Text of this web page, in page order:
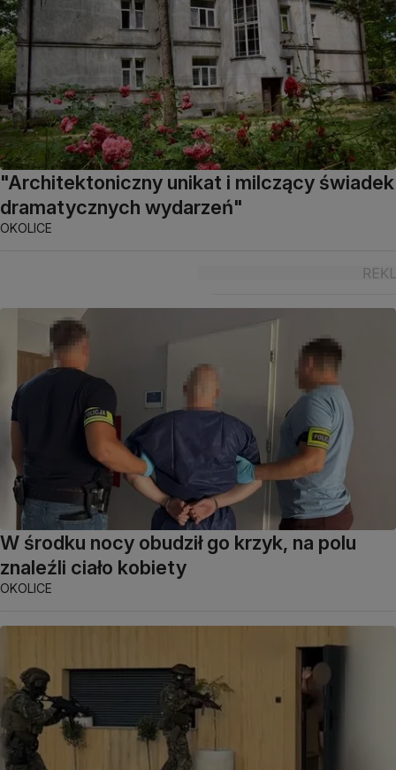
"Architektoniczny unikat i milczący świadek
dramatycznych wydarzeń"
OKOLICE
W środku nocy obudził go krzyk, na polu
znaleźli ciało kobiety
OKOLICE